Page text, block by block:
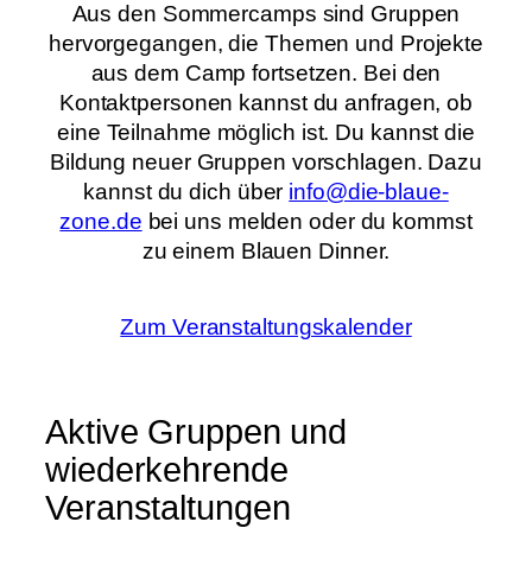
Aus den Sommercamps sind Gruppen
hervorgegangen, die Themen und Projekte
aus dem Camp fortsetzen. Bei den
Kontaktpersonen kannst du anfragen, ob
eine Teilnahme möglich ist. Du kannst die
Bildung neuer Gruppen vorschlagen. Dazu
kannst du dich über info@die-blaue-
zone.de bei uns melden oder du kommst
zu einem Blauen Dinner.
Zum Veranstaltungskalender
Aktive Gruppen und
wiederkehrende
Veranstaltungen